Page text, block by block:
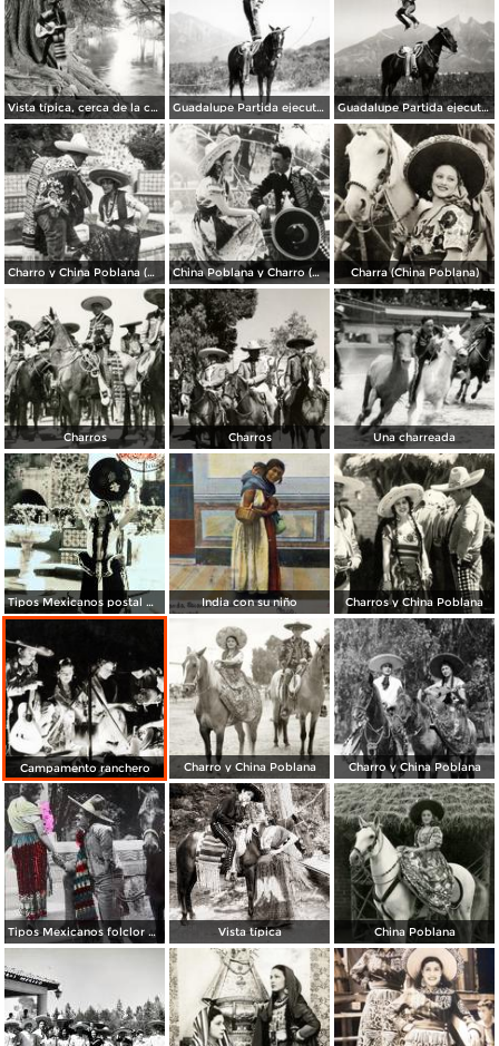
Vista típica, cerca de la cascada Cola de Caballo Guadalupe Partida ejecutando una charrería con lazo Guadalupe Partida ejecutando una charrería con lazo
Charro y China Poblana (por Hugo Brehme) China Poblana y Charro (por Hugo Brehme) Charra (China Poblana)
Charros Charros Una charreada
Tipos Mexicanos postal maxima. India con su niño Charros y China Poblana
Campamento ranchero Charro y China Poblana Charro y China Poblana
Tipos Mexicanos folclor de México. Vista típica China Poblana